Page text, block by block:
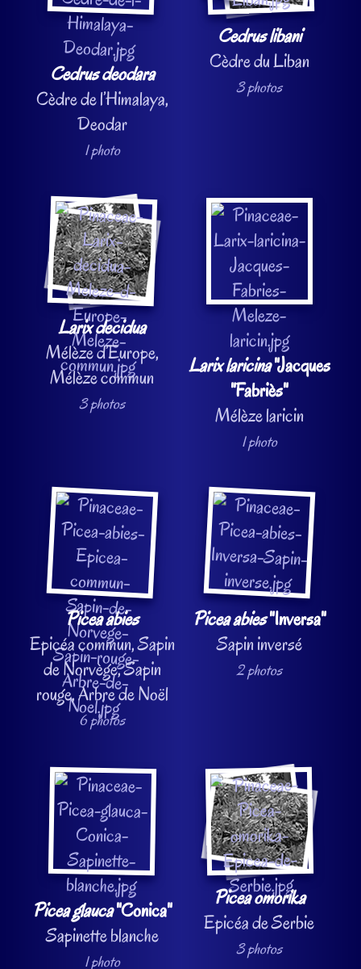
Cedrus deodara
Cèdre de l’Himalaya,
Deodar
1 photo
Cedrus libani
Cèdre du Liban
3 photos
Larix decidua
Mélèze d’Europe,
Mélèze commun
3 photos
Larix laricina"Jacques
"Fabriès"
Mélèze laricin
1 photo
Picea abies
Epicéa commun, Sapin
de Norvège, Sapin
rouge, Arbre de Noël
6 photos
Picea abies"Inversa"
Sapin inversé
2 photos
Picea glauca"Conica"
Sapinette blanche
1 photo
Picea omorika
Epicéa de Serbie
3 photos